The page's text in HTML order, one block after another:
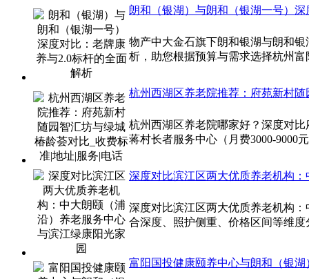
朗和（银湖）与朗和（银湖一号）
物产中大金石旗下朗和银湖与朗和
析，助您根据预算与需求选择杭州
杭州西湖区养老院推荐：府苑新村
杭州西湖区养老院哪家好？深度对
蒋村长者服务中心（月费3000-9000
深度对比滨江区两大优质养老机构
深度对比滨江区两大优质养老机构
合深度、照护侧重、价格区间等维
富阳国投健康颐养中心与朗和（银